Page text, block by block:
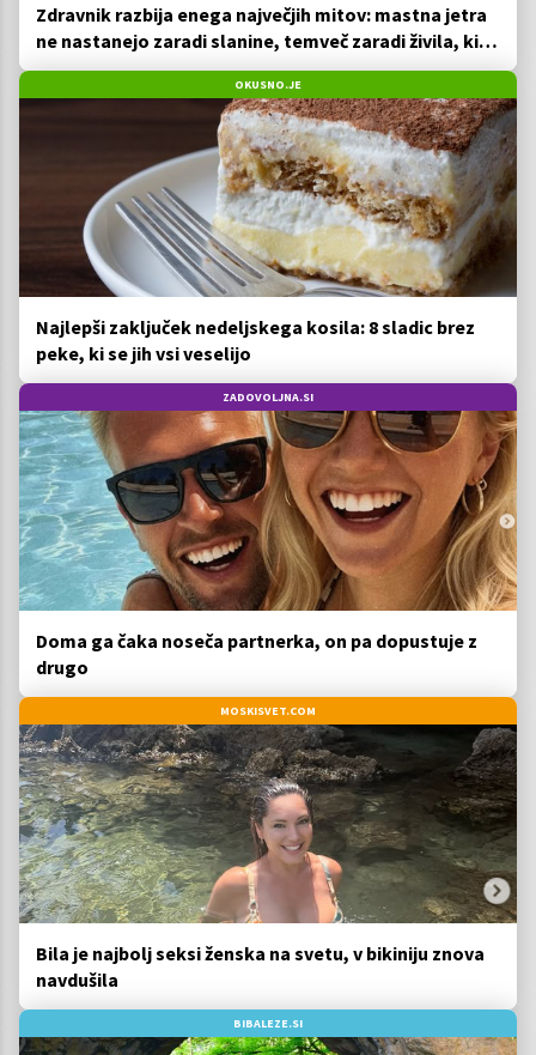
Zdravnik razbija enega največjih mitov: mastna jetra
ne nastanejo zaradi slanine, temveč zaradi živila, ki
ga imamo vsi radi
OKUSNO.JE
Najlepši zaključek nedeljskega kosila: 8 sladic brez
peke, ki se jih vsi veselijo
ZADOVOLJNA.SI
Doma ga čaka noseča partnerka, on pa dopustuje z
drugo
MOSKISVET.COM
Bila je najbolj seksi ženska na svetu, v bikiniju znova
navdušila
BIBALEZE.SI